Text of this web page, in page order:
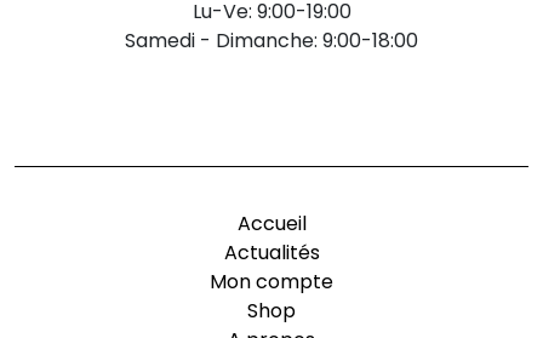
Lu-Ve: 9:00-19:00
Samedi - Dimanche: 9:00-18:00
Accueil
Actualités
Mon compte
Shop